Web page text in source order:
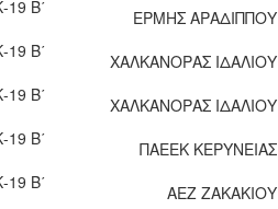
Β΄
ΕΡΜΗΣ ΑΡΑΔΙΠΠΟΥ
Β΄
ΧΑΛΚΑΝΟΡΑΣ ΙΔΑΛΙΟΥ
Β΄
ΧΑΛΚΑΝΟΡΑΣ ΙΔΑΛΙΟΥ
Β΄
ΠΑΕΕΚ ΚΕΡΥΝΕΙΑΣ
Β΄
ΑΕΖ ΖΑΚΑΚΙΟΥ